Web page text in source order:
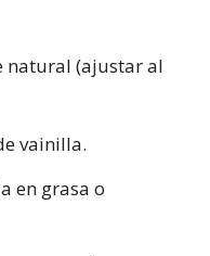
natural (ajustar al
vainilla.
en grasa o